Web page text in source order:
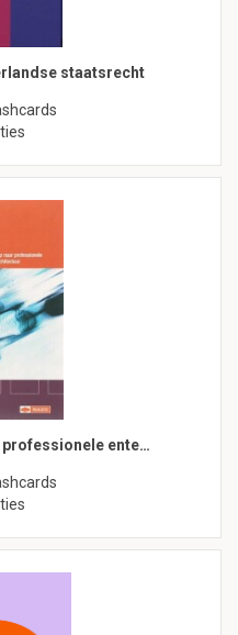
staatsrecht
professionele ente…